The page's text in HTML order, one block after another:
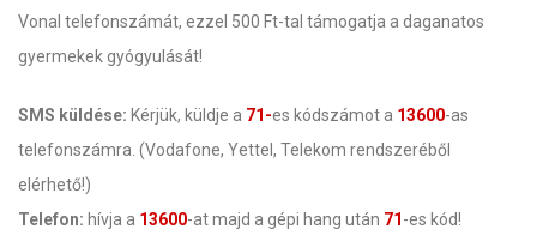
Vonal telefonszámát, ezzel 500 Ft-tal támogatja a daganatos
gyermekek gyógyulását!
SMS küldése: Kérjük, küldje a 71-es kódszámot a 13600-as
telefonszámra. (Vodafone, Yettel, Telekom rendszeréből
elérhető!)
Telefon: hívja a 13600-at majd a gépi hang után 71-es kód!